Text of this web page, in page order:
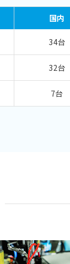
国内
34台
32台
7台